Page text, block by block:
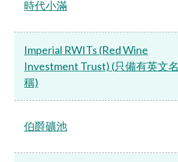
時代小滿
Imperial RWITs (Red Wine
Investment Trust) (只備有英文名
稱)
伯爵礦池